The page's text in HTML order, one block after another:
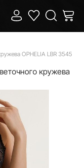
OPHELIA LBR 3545
кружева